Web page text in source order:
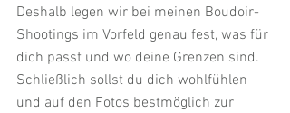
Deshalb legen wir bei meinen Boudoir-
Shootings im Vorfeld genau fest, was für
dich passt und wo deine Grenzen sind.
Schließlich sollst du dich wohlfühlen
und auf den Fotos bestmöglich zur